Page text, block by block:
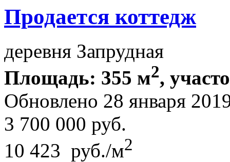
Продается коттедж
деревня Запрудная
Площадь: 355 м2,
Обновлено 28 января
3 700 000 руб.
10 423 руб./м2